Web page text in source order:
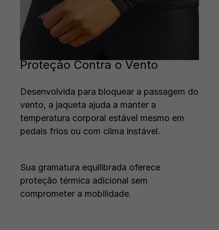
Proteção Contra o Vento
Desenvolvida para bloquear a passagem do
vento, a jaqueta ajuda a manter a
temperatura corporal estável mesmo em
pedais frios ou com clima instável.
Sua gramatura equilibrada oferece
proteção térmica adicional sem
comprometer a mobilidade.